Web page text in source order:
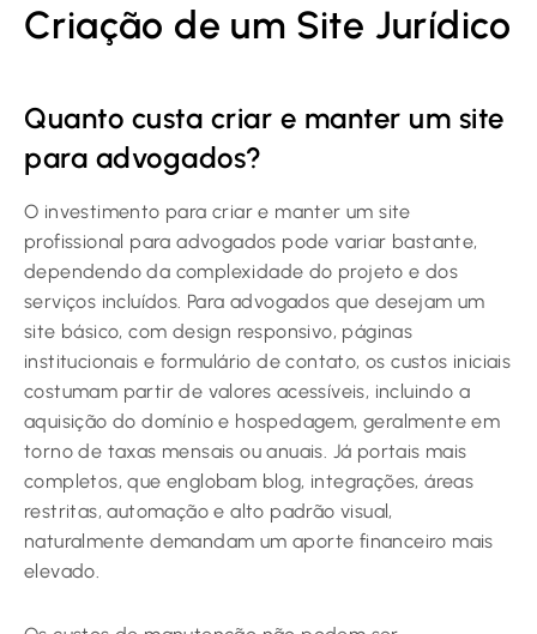
Criação de um Site Jurídico
Quanto custa criar e manter um site
para advogados?
O investimento para criar e manter um site
profissional para advogados pode variar bastante,
dependendo da complexidade do projeto e dos
serviços incluídos. Para advogados que desejam um
site básico, com design responsivo, páginas
institucionais e formulário de contato, os custos iniciais
costumam partir de valores acessíveis, incluindo a
aquisição do domínio e hospedagem, geralmente em
torno de taxas mensais ou anuais. Já portais mais
completos, que englobam blog, integrações, áreas
restritas, automação e alto padrão visual,
naturalmente demandam um aporte financeiro mais
elevado.